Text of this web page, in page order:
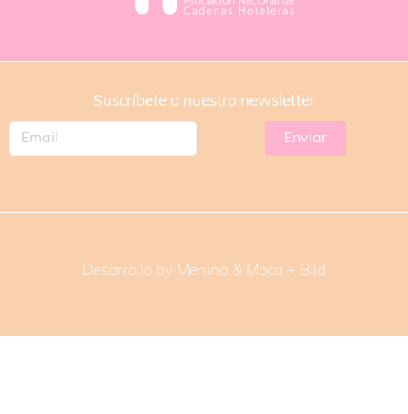
Suscríbete a nuestro newsletter
Desarrollo by Menina & Moca + Bild